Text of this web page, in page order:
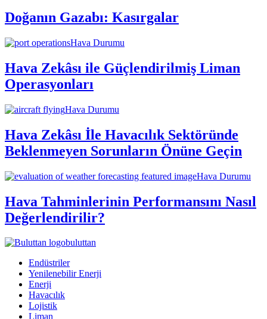
Doğanın Gazabı: Kasırgalar
Hava Durumu
Hava Zekâsı ile Güçlendirilmiş Liman
Operasyonları
Hava Durumu
Hava Zekâsı İle Havacılık Sektöründe
Beklenmeyen Sorunların Önüne Geçin
Hava Durumu
Hava Tahminlerinin Performansını Nasıl
Değerlendirilir?
buluttan
Endüstriler
Yenilenebilir Enerji
Enerji
Havacılık
Lojistik
Liman